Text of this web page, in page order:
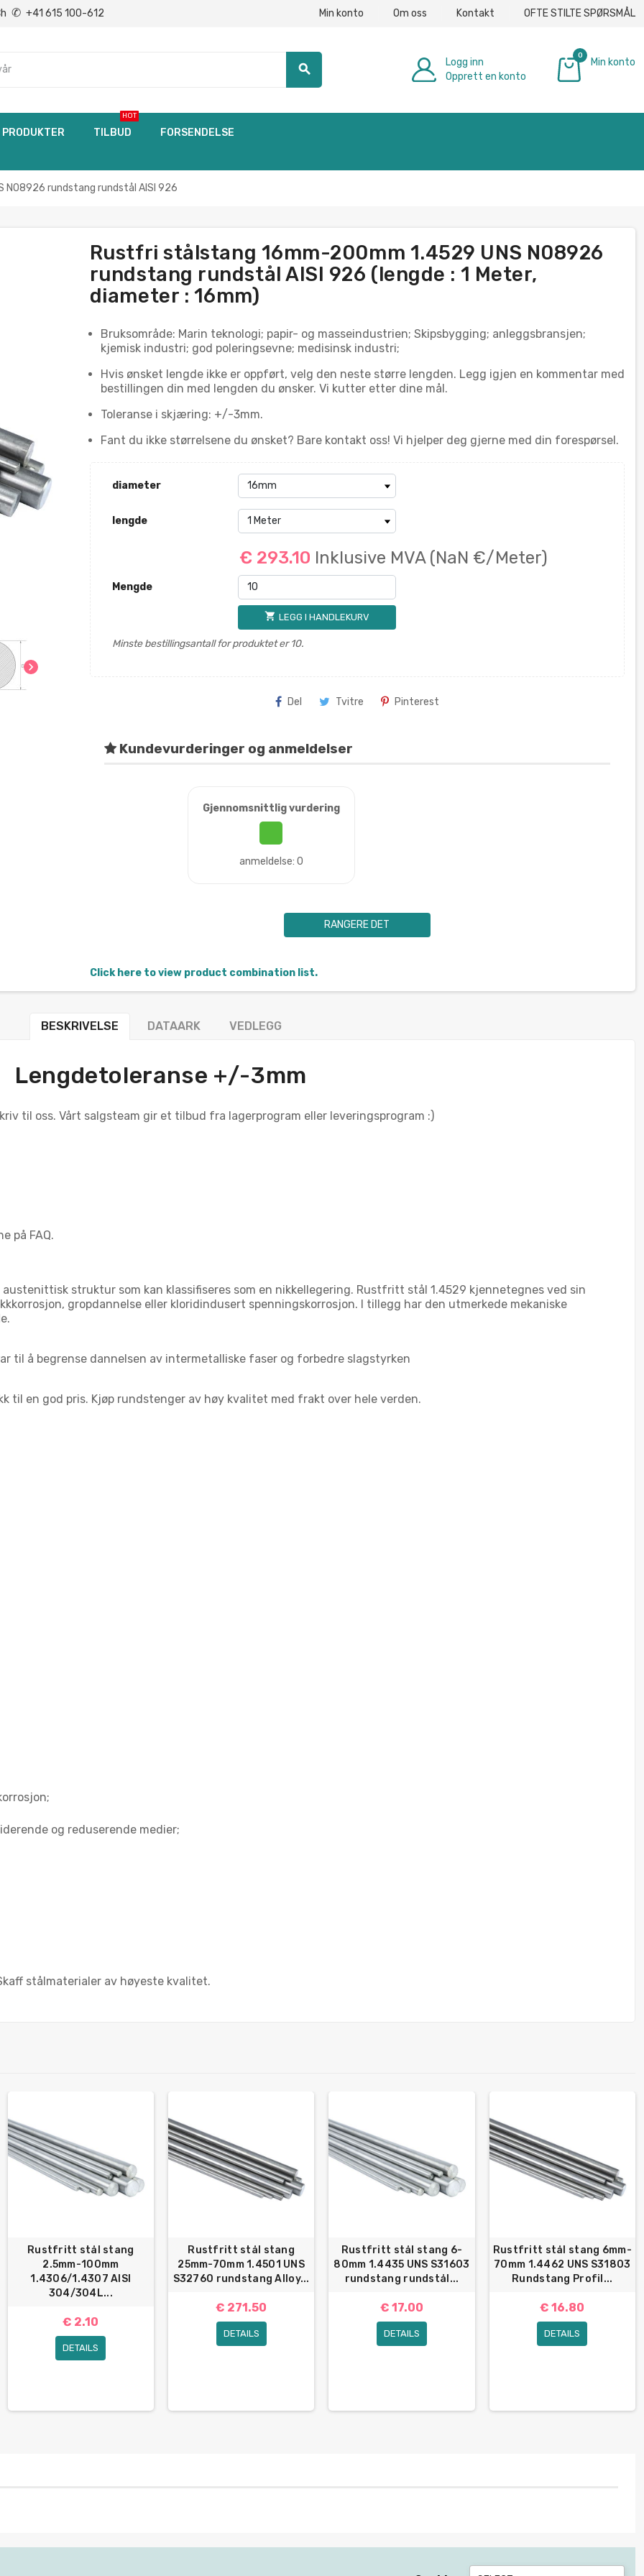
✆ +41 615 100-612 Min konto Om oss Kontakt OFTE STILTE SPØRSMÅL
search
Logg inn
Opprett en konto
0
Min konto
PRODUKTER TILBUD
HOT
FORSENDELSE
rundstang rundstål AISI 926
chevron_right
Rustfri stålstang 16mm-200mm 1.4529 UNS N08926
rundstang rundstål AISI 926 (lengde : 1 Meter,
diameter : 16mm)
Bruksområde: Marin teknologi; papir- og masseindustrien; Skipsbygging; anleggsbransjen;
kjemisk industri; god poleringsevne; medisinsk industri;
Hvis ønsket lengde ikke er oppført, velg den neste større lengden. Legg igjen en kommentar med
bestillingen din med lengden du ønsker. Vi kutter etter dine mål.
Toleranse i skjæring: +/-3mm.
Fant du ikke størrelsene du ønsket? Bare kontakt oss! Vi hjelper deg gjerne med din forespørsel.
diameter
lengde
€ 293.10 Inklusive MVA (NaN €/Meter)
Mengde
shopping_cart LEGG I HANDLEKURV
Minste bestillingsantall for produktet er 10.
Del Tvitre Pinterest
Kundevurderinger og anmeldelser
Gjennomsnittlig vurdering
anmeldelse: 0
RANGERE DET
Click here to view product combination list.
BESKRIVELSE DATAARK VEDLEGG
Lengdetoleranse +/-3mm
til oss. Vårt salgsteam gir et tilbud fra lagerprogram eller leveringsprogram :)
på FAQ.
struktur som kan klassifiseres som en nikkellegering. Rustfritt stål 1.4529 kjennetegnes ved sin
gropdannelse eller kloridindusert spenningskorrosjon. I tillegg har den utmerkede mekaniske
til å begrense dannelsen av intermetalliske faser og forbedre slagstyrken
til en god pris. Kjøp rundstenger av høy kvalitet med frakt over hele verden.
og reduserende medier;
stålmaterialer av høyeste kvalitet.
Rustfritt stål stang
2.5mm-100mm
1.4306/1.4307 AISI
304/304L...
€ 2.10
DETAILS
Rustfritt stål stang
25mm-70mm 1.4501 UNS
S32760 rundstang Alloy...
€ 271.50
DETAILS
Rustfritt stål stang 6-
80mm 1.4435 UNS S31603
rundstang rundstål...
€ 17.00
DETAILS
Rustfritt stål stang 6mm-
70mm 1.4462 UNS S31803
Rundstang Profil...
€ 16.80
DETAILS